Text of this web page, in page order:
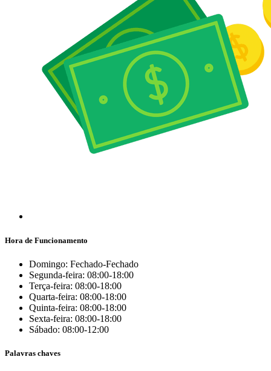
Hora de Funcionamento
Domingo: Fechado-Fechado
Segunda-feira: 08:00-18:00
Terça-feira: 08:00-18:00
Quarta-feira: 08:00-18:00
Quinta-feira: 08:00-18:00
Sexta-feira: 08:00-18:00
Sábado: 08:00-12:00
Palavras chaves